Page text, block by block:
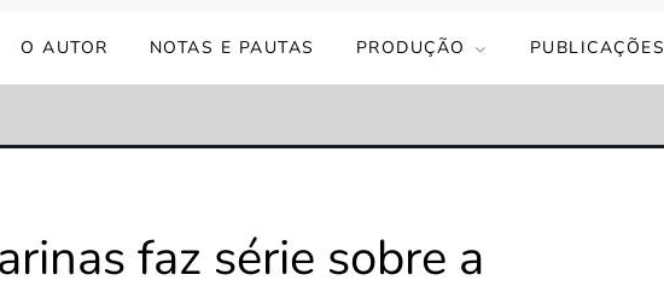
O AUTOR NOTAS E PAUTAS PRODUÇÃO PUBLICAÇÕES
faz série sobre a